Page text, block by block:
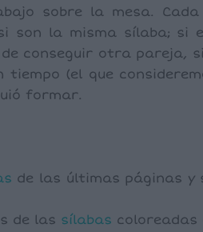
sobre la mesa.
son la misma sílaba; si
conseguir otra pareja,
tiempo (el que
formar.
de las últimas páginas
de las sílabas coloreadas